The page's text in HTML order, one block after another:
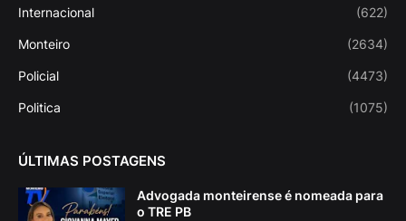
Internacional (622)
Monteiro (2634)
Policial (4473)
Politica (1075)
ÚLTIMAS POSTAGENS
Advogada monteirense é nomeada para
o TRE PB